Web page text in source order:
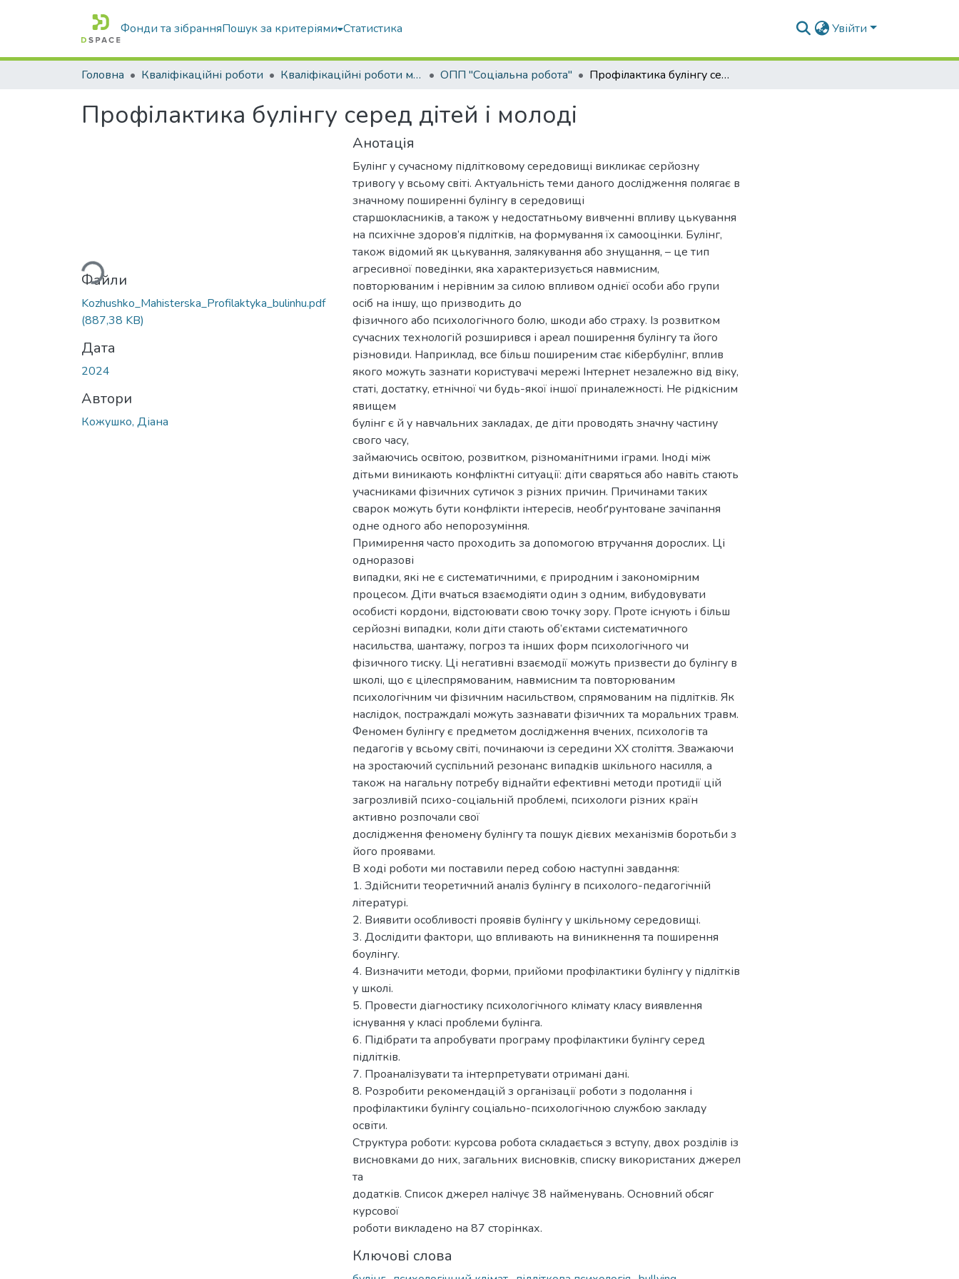
Фонди та зібранняПошук за критеріями Статистика Увійти
Головна Кваліфікаційні роботи Кваліфікаційні роботи магістрів ОПП "Соціальна робота" Профілактика булінгу серед дітей і молоді
Профілактика булінгу серед дітей і молоді
Вантажиться...
Файли
Kozhushko_Mahisterska_Profilaktyka_bulinhu.pdf
(887,38 KB)
Дата
2024
Автори
Кожушко, Діана
Анотація
Булінг у сучасному підлітковому середовищі викликає серйозну
тривогу у всьому світі. Актуальність теми даного дослідження полягає в
значному поширенні булінгу в середовищі
старшокласників, а також у недостатньому вивченні впливу цькування
на психічне здоров’я підлітків, на формування їх самооцінки. Булінг,
також відомий як цькування, залякування або знущання, – це тип
агресивної поведінки, яка характеризується навмисним,
повторюваним і нерівним за силою впливом однієї особи або групи
осіб на іншу, що призводить до
фізичного або психологічного болю, шкоди або страху. Із розвитком
сучасних технологій розширився і ареал поширення булінгу та його
різновиди. Наприклад, все більш поширеним стає кібербулінг, вплив
якого можуть зазнати користувачі мережі Інтернет незалежно від віку,
статі, достатку, етнічної чи будь-якої іншої приналежності. Не рідкісним
явищем
булінг є й у навчальних закладах, де діти проводять значну частину
свого часу,
займаючись освітою, розвитком, різноманітними іграми. Іноді між
дітьми виникають конфліктні ситуації: діти сваряться або навіть стають
учасниками фізичних сутичок з різних причин. Причинами таких
сварок можуть бути конфлікти інтересів, необґрунтоване зачіпання
одне одного або непорозуміння.
Примирення часто проходить за допомогою втручання дорослих. Ці
одноразові
випадки, які не є систематичними, є природним і закономірним
процесом. Діти вчаться взаємодіяти один з одним, вибудовувати
особисті кордони, відстоювати свою точку зору. Проте існують і більш
серйозні випадки, коли діти стають об’єктами систематичного
насильства, шантажу, погроз та інших форм психологічного чи
фізичного тиску. Ці негативні взаємодії можуть призвести до булінгу в
школі, що є цілеспрямованим, навмисним та повторюваним
психологічним чи фізичним насильством, спрямованим на підлітків. Як
наслідок, постраждалі можуть зазнавати фізичних та моральних травм.
Феномен булінгу є предметом дослідження вчених, психологів та
педагогів у всьому світі, починаючи із середини ХХ століття. Зважаючи
на зростаючий суспільний резонанс випадків шкільного насилля, а
також на нагальну потребу віднайти ефективні методи протидії цій
загрозливій психо-соціальній проблемі, психологи різних країн
активно розпочали свої
дослідження феномену булінгу та пошук дієвих механізмів боротьби з
його проявами.
В ході роботи ми поставили перед собою наступні завдання:
1. Здійснити теоретичний аналіз булінгу в психолого-педагогічній
літературі.
2. Виявити особливості проявів булінгу у шкільному середовищі.
3. Дослідити фактори, що впливають на виникнення та поширення
боулінгу.
4. Визначити методи, форми, прийоми профілактики булінгу у підлітків
у школі.
5. Провести діагностику психологічного клімату класу виявлення
існування у класі проблеми булінга.
6. Підібрати та апробувати програму профілактики булінгу серед
підлітків.
7. Проаналізувати та інтерпретувати отримані дані.
8. Розробити рекомендацій з організації роботи з подолання і
профілактики булінгу соціально-психологічною службою закладу
освіти.
Структура роботи: курсова робота складається з вступу, двох розділів із
висновками до них, загальних висновків, списку використаних джерел
та
додатків. Список джерел налічує 38 найменувань. Основний обсяг
курсової
роботи викладено на 87 сторінках.
Ключові слова